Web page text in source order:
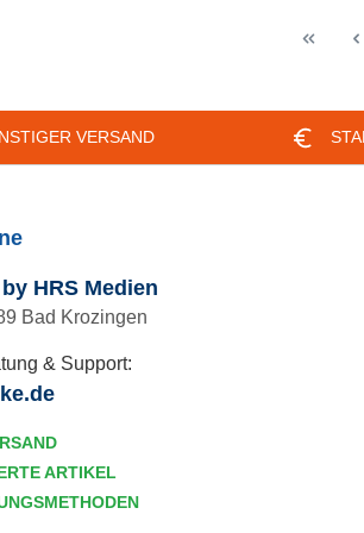
cm
VERSAND
HRS Medien
Bad Krozingen
& Support:
ARTIKEL